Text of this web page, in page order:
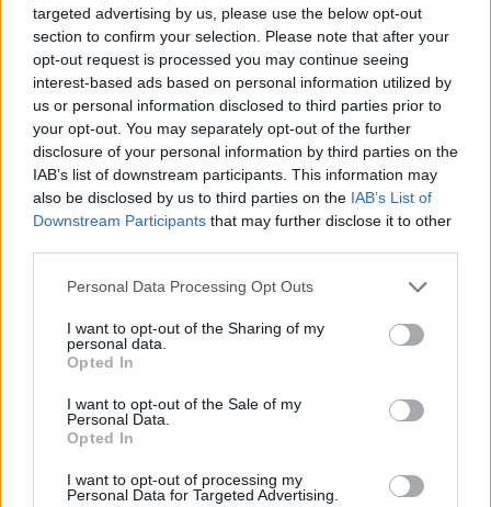
targeted advertising by us, please use the below opt-out
section to confirm your selection. Please note that after your
opt-out request is processed you may continue seeing
interest-based ads based on personal information utilized by
us or personal information disclosed to third parties prior to
your opt-out. You may separately opt-out of the further
disclosure of your personal information by third parties on the
IAB’s list of downstream participants. This information may
also be disclosed by us to third parties on the IAB’s List of
Downstream Participants that may further disclose it to other
Personal Data Processing Opt Outs
I want to opt-out of the Sharing of my
personal data.
Opted In
I want to opt-out of the Sale of my
Personal Data.
Opted In
I want to opt-out of processing my
Personal Data for Targeted Advertising.
Esim for Global
Esim for USA|Esim for Italy| Esim for Spain|Esim